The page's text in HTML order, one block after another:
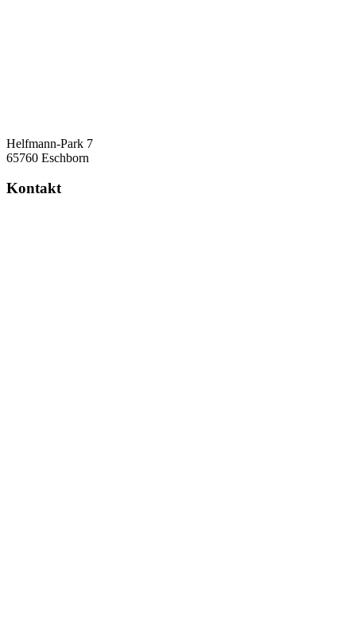
Helfmann-Park 7
65760 Eschborn
Kontakt